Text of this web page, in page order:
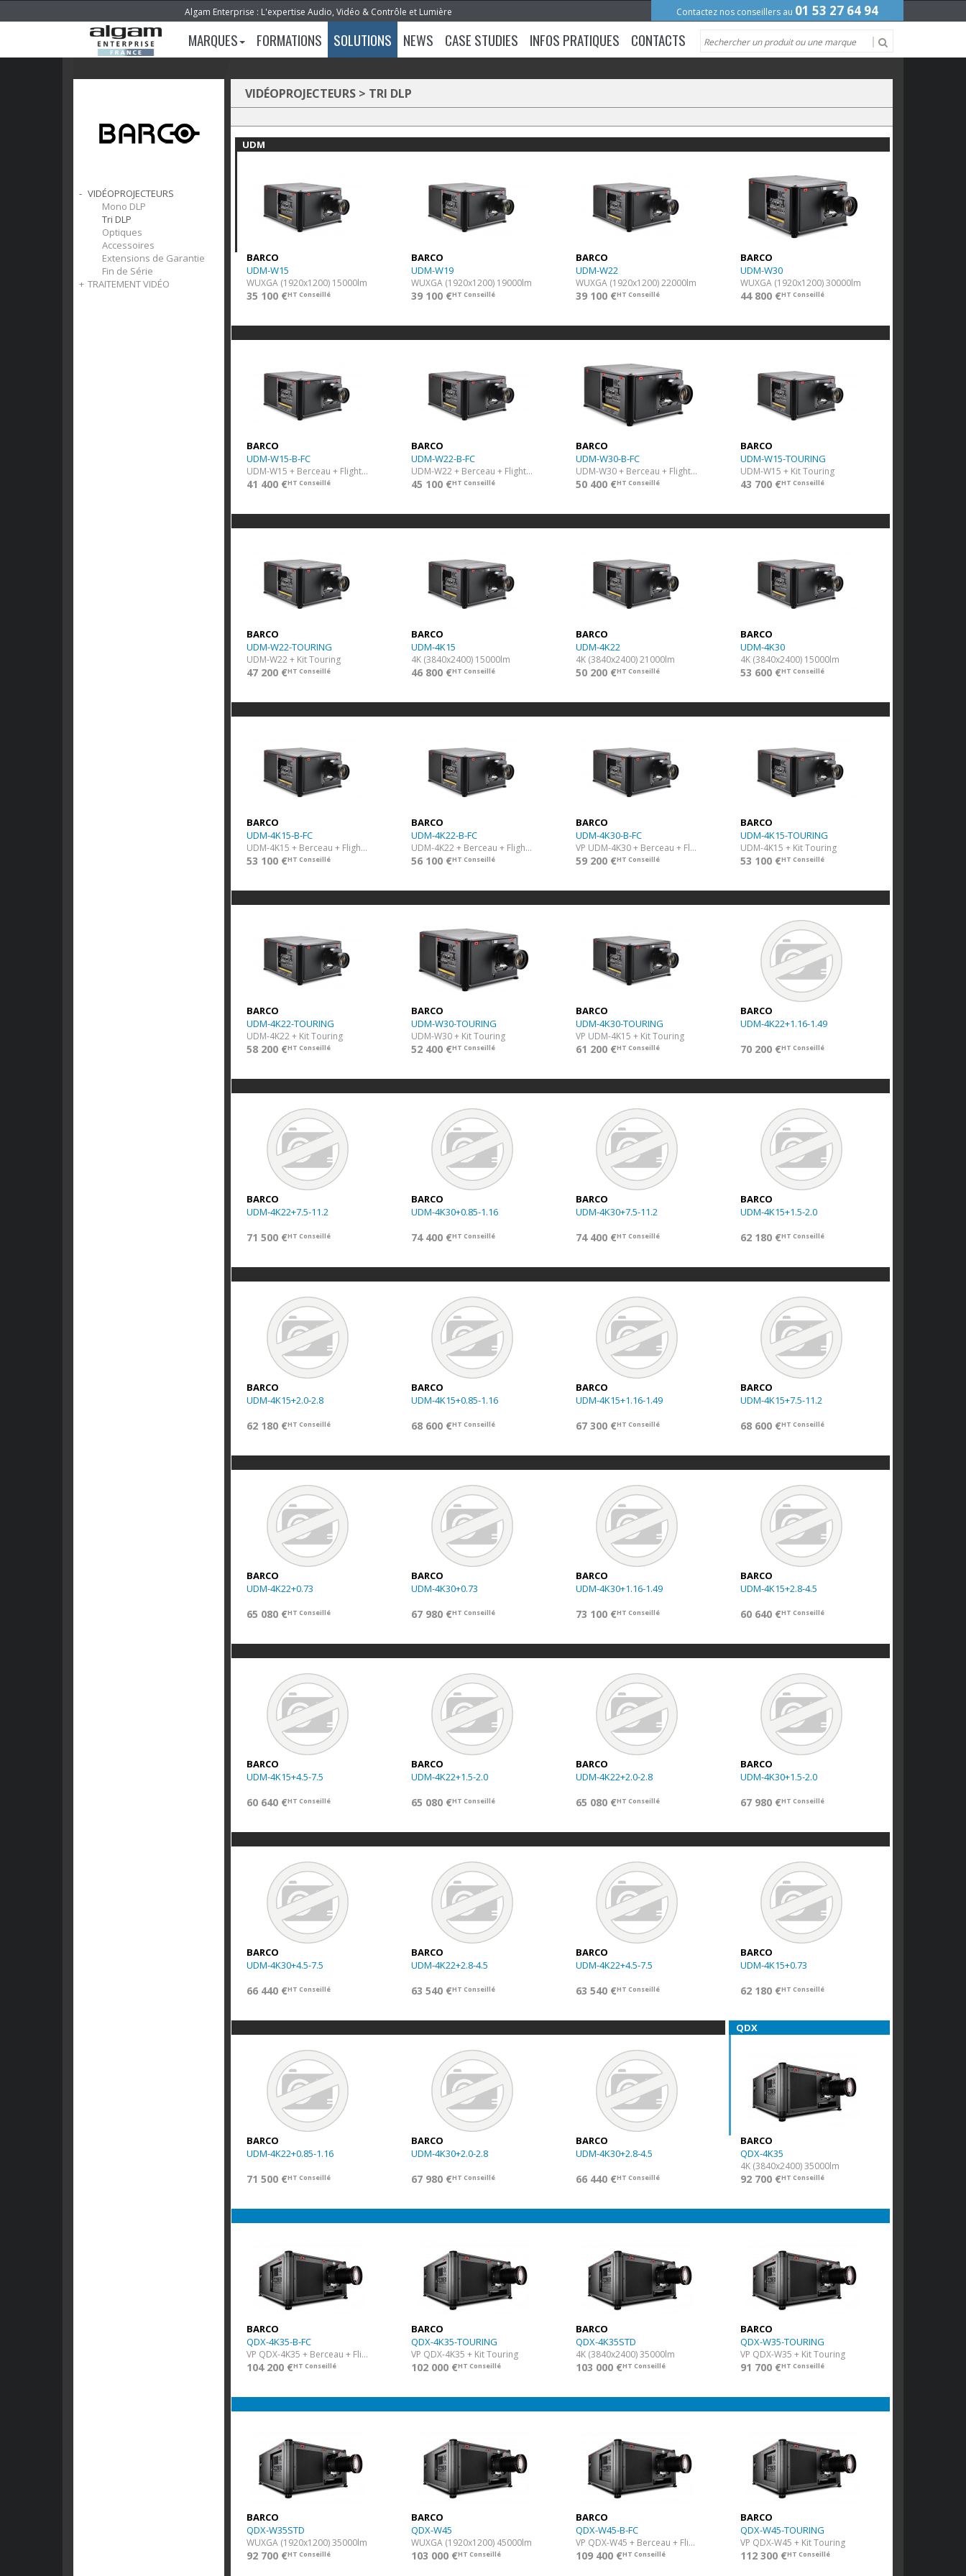
Algam Enterprise : L'expertise Audio, Vidéo & Contrôle et Lumière Contactez nos conseillers au 01 53 27 64 94
MARQUES FORMATIONS SOLUTIONS NEWS CASE STUDIES INFOS PRATIQUES CONTACTS
VIDÉOPROJECTEURS
Mono DLP
Tri DLP
Optiques
Accessoires
Extensions de Garantie
Fin de Série
TRAITEMENT VIDÉO
VIDÉOPROJECTEURS > TRI DLP
UDM
BARCO
UDM-W15
WUXGA (1920x1200) 15000lm
35 100 €HT Conseillé
BARCO
UDM-W19
WUXGA (1920x1200) 19000lm
39 100 €HT Conseillé
BARCO
UDM-W22
WUXGA (1920x1200) 22000lm
39 100 €HT Conseillé
BARCO
UDM-W30
WUXGA (1920x1200) 30000lm
44 800 €HT Conseillé
BARCO
UDM-W15-B-FC
UDM-W15 + Berceau + Flight Case
41 400 €HT Conseillé
BARCO
UDM-W22-B-FC
UDM-W22 + Berceau + Flight Case
45 100 €HT Conseillé
BARCO
UDM-W30-B-FC
UDM-W30 + Berceau + Flight Case
50 400 €HT Conseillé
BARCO
UDM-W15-TOURING
UDM-W15 + Kit Touring
43 700 €HT Conseillé
BARCO
UDM-W22-TOURING
UDM-W22 + Kit Touring
47 200 €HT Conseillé
BARCO
UDM-4K15
4K (3840x2400) 15000lm
46 800 €HT Conseillé
BARCO
UDM-4K22
4K (3840x2400) 21000lm
50 200 €HT Conseillé
BARCO
UDM-4K30
4K (3840x2400) 15000lm
53 600 €HT Conseillé
BARCO
UDM-4K15-B-FC
UDM-4K15 + Berceau + Flight Case
53 100 €HT Conseillé
BARCO
UDM-4K22-B-FC
UDM-4K22 + Berceau + Flight Case
56 100 €HT Conseillé
BARCO
UDM-4K30-B-FC
VP UDM-4K30 + Berceau + Flight Case
59 200 €HT Conseillé
BARCO
UDM-4K15-TOURING
UDM-4K15 + Kit Touring
53 100 €HT Conseillé
BARCO
UDM-4K22-TOURING
UDM-4K22 + Kit Touring
58 200 €HT Conseillé
BARCO
UDM-W30-TOURING
UDM-W30 + Kit Touring
52 400 €HT Conseillé
BARCO
UDM-4K30-TOURING
VP UDM-4K15 + Kit Touring
61 200 €HT Conseillé
BARCO
UDM-4K22+1.16-1.49
70 200 €HT Conseillé
BARCO
UDM-4K22+7.5-11.2
71 500 €HT Conseillé
BARCO
UDM-4K30+0.85-1.16
74 400 €HT Conseillé
BARCO
UDM-4K30+7.5-11.2
74 400 €HT Conseillé
BARCO
UDM-4K15+1.5-2.0
62 180 €HT Conseillé
BARCO
UDM-4K15+2.0-2.8
62 180 €HT Conseillé
BARCO
UDM-4K15+0.85-1.16
68 600 €HT Conseillé
BARCO
UDM-4K15+1.16-1.49
67 300 €HT Conseillé
BARCO
UDM-4K15+7.5-11.2
68 600 €HT Conseillé
BARCO
UDM-4K22+0.73
65 080 €HT Conseillé
BARCO
UDM-4K30+0.73
67 980 €HT Conseillé
BARCO
UDM-4K30+1.16-1.49
73 100 €HT Conseillé
BARCO
UDM-4K15+2.8-4.5
60 640 €HT Conseillé
BARCO
UDM-4K15+4.5-7.5
60 640 €HT Conseillé
BARCO
UDM-4K22+1.5-2.0
65 080 €HT Conseillé
BARCO
UDM-4K22+2.0-2.8
65 080 €HT Conseillé
BARCO
UDM-4K30+1.5-2.0
67 980 €HT Conseillé
BARCO
UDM-4K30+4.5-7.5
66 440 €HT Conseillé
BARCO
UDM-4K22+2.8-4.5
63 540 €HT Conseillé
BARCO
UDM-4K22+4.5-7.5
63 540 €HT Conseillé
BARCO
UDM-4K15+0.73
62 180 €HT Conseillé
BARCO
UDM-4K22+0.85-1.16
71 500 €HT Conseillé
BARCO
UDM-4K30+2.0-2.8
67 980 €HT Conseillé
BARCO
UDM-4K30+2.8-4.5
66 440 €HT Conseillé
QDX
BARCO
QDX-4K35
4K (3840x2400) 35000lm
92 700 €HT Conseillé
BARCO
QDX-4K35-B-FC
VP QDX-4K35 + Berceau + Flight Case
104 200 €HT Conseillé
BARCO
QDX-4K35-TOURING
VP QDX-4K35 + Kit Touring
102 000 €HT Conseillé
BARCO
QDX-4K35STD
4K (3840x2400) 35000lm
103 000 €HT Conseillé
BARCO
QDX-W35-TOURING
VP QDX-W35 + Kit Touring
91 700 €HT Conseillé
BARCO
QDX-W35STD
WUXGA (1920x1200) 35000lm
92 700 €HT Conseillé
BARCO
QDX-W45
WUXGA (1920x1200) 45000lm
103 000 €HT Conseillé
BARCO
QDX-W45-B-FC
VP QDX-W45 + Berceau + Flight Case
109 400 €HT Conseillé
BARCO
QDX-W45-TOURING
VP QDX-W45 + Kit Touring
112 300 €HT Conseillé